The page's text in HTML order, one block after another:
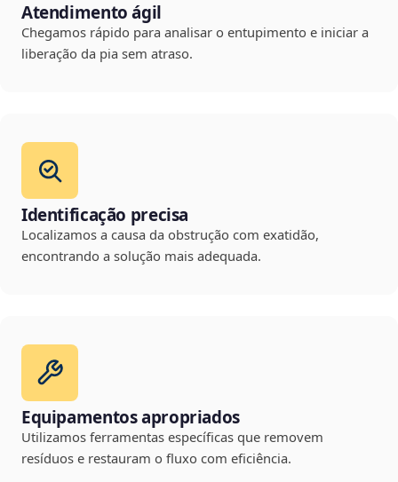
Atendimento ágil
Chegamos rápido para analisar o entupimento e iniciar a
liberação da pia sem atraso.
Identificação precisa
Localizamos a causa da obstrução com exatidão,
encontrando a solução mais adequada.
Equipamentos apropriados
Utilizamos ferramentas específicas que removem
resíduos e restauram o fluxo com eficiência.